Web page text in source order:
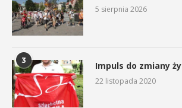
5 sierpnia 2026
3 Impuls do zmiany
22 listopada 2020